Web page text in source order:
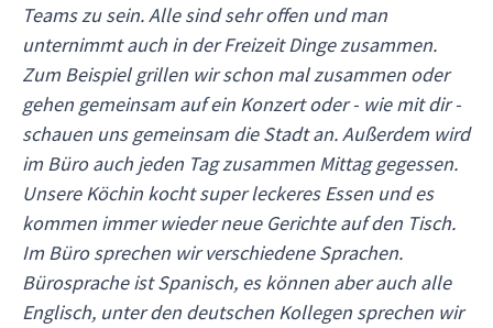
Teams zu sein. Alle sind sehr offen und man
unternimmt auch in der Freizeit Dinge zusammen.
Zum Beispiel grillen wir schon mal zusammen oder
gehen gemeinsam auf ein Konzert oder - wie mit dir -
schauen uns gemeinsam die Stadt an. Außerdem wird
im Büro auch jeden Tag zusammen Mittag gegessen.
Unsere Köchin kocht super leckeres Essen und es
kommen immer wieder neue Gerichte auf den Tisch.
Im Büro sprechen wir verschiedene Sprachen.
Bürosprache ist Spanisch, es können aber auch alle
Englisch, unter den deutschen Kollegen sprechen wir